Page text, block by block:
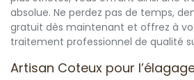
absolue. Ne perdez pas de temps,
gratuit dès maintenant et offrez à
traitement professionnel de qualité
Artisan Coteux pour